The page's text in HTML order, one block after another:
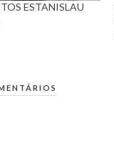
ESTANISLAU